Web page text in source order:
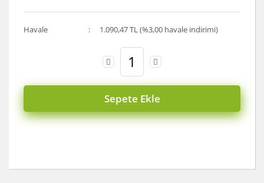
Havale 1.090,47 TL (%3,00 havale indirimi)
Sepete Ekle